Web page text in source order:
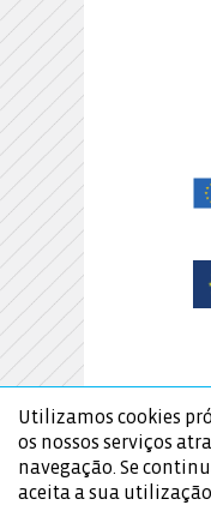
Utilizamos cookies
os nossos serviços
navegação. Se
aceita a sua